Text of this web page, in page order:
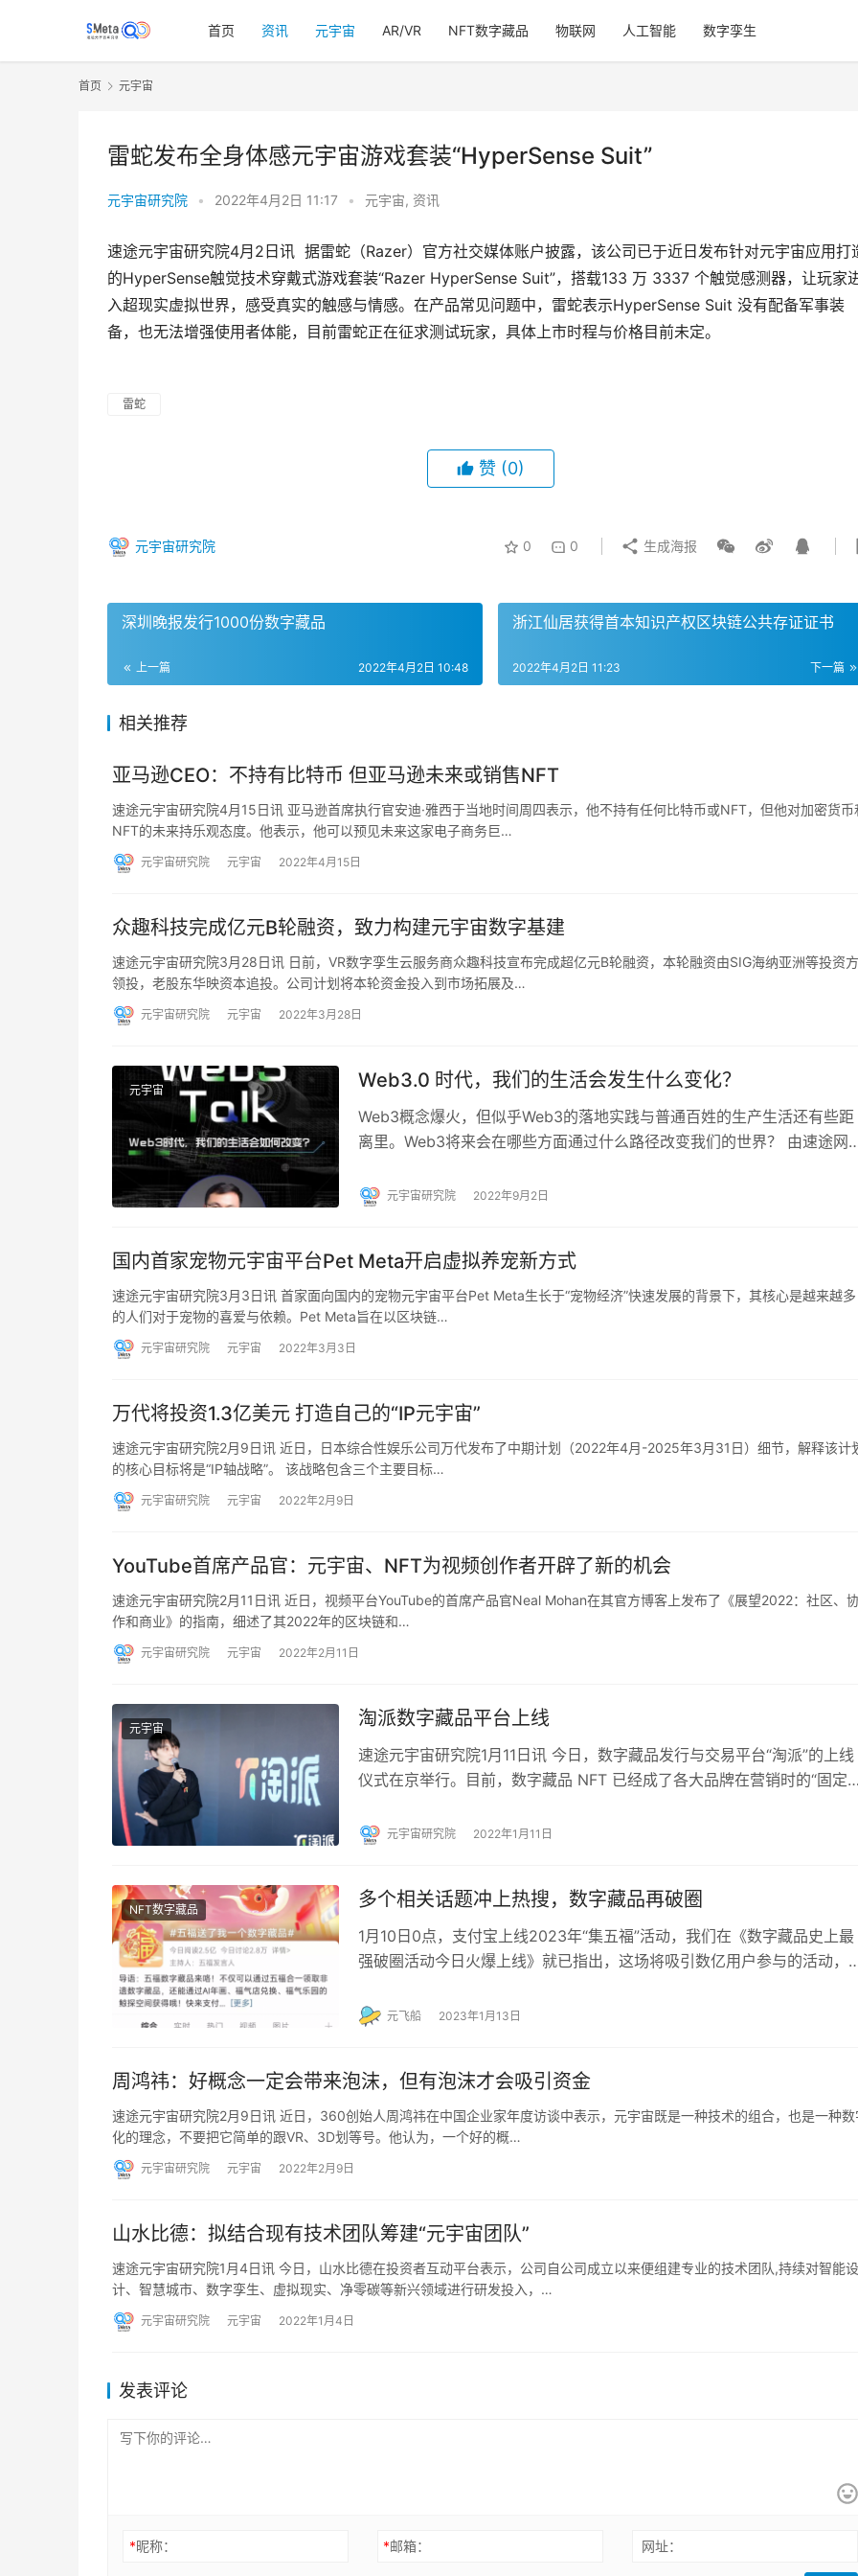
首页 资讯 元宇宙 AR/VR NFT数字藏品 物联网 人工智能 数字孪生
首页 元宇宙
雷蛇发布全身体感元宇宙游戏套装“HyperSense Suit”
元宇宙研究院 • 2022年4月2日 11:17 • 元宇宙, 资讯
速途元宇宙研究院4月2日讯  据雷蛇（Razer）官方社交媒体账户披露，该公司已于近日发布针对元宇宙应用打
的HyperSense触觉技术穿戴式游戏套装“Razer HyperSense Suit”，搭载133 万 3337 个触觉感测器，让玩家
入超现实虚拟世界，感受真实的触感与情感。在产品常见问题中，雷蛇表示HyperSense Suit 没有配备军事装
备，也无法增强使用者体能，目前雷蛇正在征求测试玩家，具体上市时程与价格目前未定。
雷蛇
赞 (0)
元宇宙研究院 0 0 生成海报
深圳晚报发行1000份数字藏品
上一篇 2022年4月2日 10:48
浙江仙居获得首本知识产权区块链公共存证证书
下一篇
2022年4月2日 11:23
相关推荐
亚马逊CEO：不持有比特币 但亚马逊未来或销售NFT
速途元宇宙研究院4月15日讯 亚马逊首席执行官安迪·雅西于当地时间周四表示，他不持有任何比特币或NFT，但他对加密货币
NFT的未来持乐观态度。他表示，他可以预见未来这家电子商务巨…
元宇宙研究院 元宇宙 2022年4月15日
众趣科技完成亿元B轮融资，致力构建元宇宙数字基建
速途元宇宙研究院3月28日讯 日前，VR数字孪生云服务商众趣科技宣布完成超亿元B轮融资，本轮融资由SIG海纳亚洲等投资方
领投，老股东华映资本追投。公司计划将本轮资金投入到市场拓展及…
元宇宙研究院 元宇宙 2022年3月28日
元宇宙 Web3.0 时代，我们的生活会发生什么变化？
Web3概念爆火，但似乎Web3的落地实践与普通百姓的生产生活还有些距
离里。Web3将来会在哪些方面通过什么路径改变我们的世界？ 由速途网
元宇宙研究院 2022年9月2日
国内首家宠物元宇宙平台Pet Meta开启虚拟养宠新方式
速途元宇宙研究院3月3日讯 首家面向国内的宠物元宇宙平台Pet Meta生长于“宠物经济”快速发展的背景下，其核心是越来越多
的人们对于宠物的喜爱与依赖。Pet Meta旨在以区块链…
元宇宙研究院 元宇宙 2022年3月3日
万代将投资1.3亿美元 打造自己的“IP元宇宙”
速途元宇宙研究院2月9日讯 近日，日本综合性娱乐公司万代发布了中期计划（2022年4月-2025年3月31日）细节，解释该计
的核心目标将是“IP轴战略”。 该战略包含三个主要目标…
元宇宙研究院 元宇宙 2022年2月9日
YouTube首席产品官：元宇宙、NFT为视频创作者开辟了新的机会
速途元宇宙研究院2月11日讯 近日，视频平台YouTube的首席产品官Neal Mohan在其官方博客上发布了《展望2022：社区、
作和商业》的指南，细述了其2022年的区块链和…
元宇宙研究院 元宇宙 2022年2月11日
元宇宙 淘派数字藏品平台上线
速途元宇宙研究院1月11日讯 今日，数字藏品发行与交易平台“淘派”的上线
仪式在京举行。目前，数字藏品 NFT 已经成了各大品牌在营销时的“固定
元宇宙研究院 2022年1月11日
NFT数字藏品 多个相关话题冲上热搜，数字藏品再破圈
1月10日0点，支付宝上线2023年“集五福”活动，我们在《数字藏品史上最
强破圈活动今日火爆上线》就已指出，这场将吸引数亿用户参与的活动，
元飞船 2023年1月13日
周鸿祎：好概念一定会带来泡沫，但有泡沫才会吸引资金
速途元宇宙研究院2月9日讯 近日，360创始人周鸿祎在中国企业家年度访谈中表示，元宇宙既是一种技术的组合，也是一种数
化的理念，不要把它简单的跟VR、3D划等号。他认为，一个好的概…
元宇宙研究院 元宇宙 2022年2月9日
山水比德：拟结合现有技术团队筹建“元宇宙团队”
速途元宇宙研究院1月4日讯 今日，山水比德在投资者互动平台表示，公司自公司成立以来便组建专业的技术团队,持续对智能设
计、智慧城市、数字孪生、虚拟现实、净零碳等新兴领域进行研发投入，…
元宇宙研究院 元宇宙 2022年1月4日
发表评论
*昵称： *邮箱： 网址：